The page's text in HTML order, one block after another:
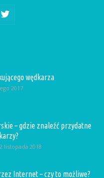
wędkarza
2017
– gdzie znaleźć przydatne
listopada 2018
Internet – czy to możliwe?